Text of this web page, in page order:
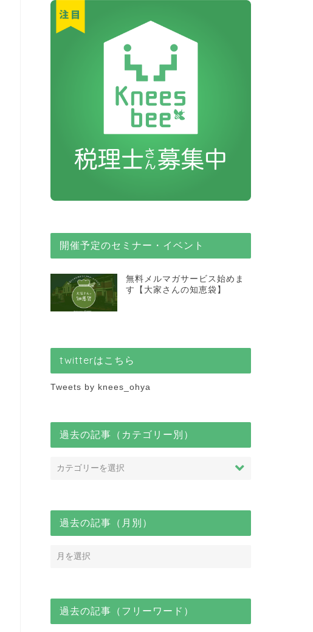
開催予定のセミナー・イベント
無料メルマガサービス始めま
す【大家さんの知恵袋】
twitterはこちら
Tweets by knees_ohya
過去の記事（カテゴリー別）
過去の記事（月別）
過去の記事（フリーワード）